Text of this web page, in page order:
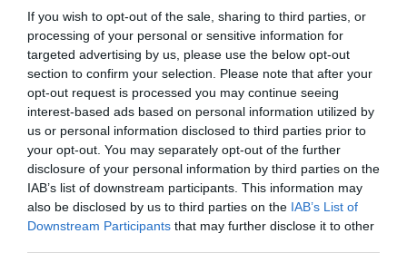
If you wish to opt-out of the sale, sharing to third parties, or
processing of your personal or sensitive information for
targeted advertising by us, please use the below opt-out
section to confirm your selection. Please note that after your
opt-out request is processed you may continue seeing
interest-based ads based on personal information utilized by
us or personal information disclosed to third parties prior to
your opt-out. You may separately opt-out of the further
disclosure of your personal information by third parties on the
IAB’s list of downstream participants. This information may
also be disclosed by us to third parties on the IAB’s List of
Downstream Participants that may further disclose it to other
resolver dudas. En los seguimientos, revisa la adherencia
y propone estrategias como pastilleros o alarmas,
coordinándose con el equipo médico para evitar
toxicidades o abandonos.
Desde la perspectiva emocional, el impacto psicológico
es determinante. La psico-oncólogaMarta de la Fuente
explica que factores como la ansiedad, la depresión o
las creencias irracionales pueden reducir la adherencia,
mientras que la autoeficacia, la tolerancia emocional y
la percepción de control la mejoran. Por ello, el